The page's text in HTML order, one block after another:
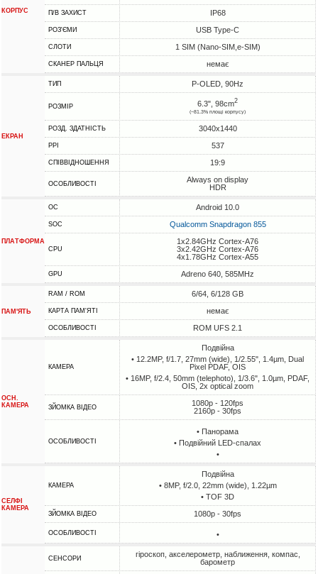
КОРПУС П/В ЗАХИСТ IP68
РОЗ'ЄМИ USB Type-C
СЛОТИ 1 SIM (Nano-SIM,e-SIM)
СКАНЕР ПАЛЬЦЯ немає
ЕКРАН
ТИП P-OLED, 90Hz
РОЗМІР 6.3", 98cm2
(~81.3% площі корпусу)
РОЗД. ЗДАТНІСТЬ 3040x1440
PPI 537
СПІВВІДНОШЕННЯ 19:9
ОСОБЛИВОСТІ
Always on display
HDR
ПЛАТФОРМА
ОС Android 10.0
SOC Qualcomm Snapdragon 855
CPU
1x2.84GHz Cortex-A76
3x2.42GHz Cortex-A76
4x1.78GHz Cortex-A55
GPU Adreno 640, 585MHz
ПАМ'ЯТЬ
RAM / ROM 6/64, 6/128 GB
КАРТА ПАМ'ЯТІ немає
ОСОБЛИВОСТІ ROM UFS 2.1
ОСН.
КАМЕРА
КАМЕРА
Подвійна
• 12.2MP, f/1.7, 27mm (wide), 1/2.55", 1.4µm, Dual
Pixel PDAF, OIS
• 16MP, f/2.4, 50mm (telephoto), 1/3.6", 1.0µm, PDAF,
OIS, 2x optical zoom
ЗЙОМКА ВІДЕО
1080p - 120fps
2160p - 30fps
ОСОБЛИВОСТІ
• Панорама
• Подвійний LED-спалах
•
СЕЛФІ
КАМЕРА
КАМЕРА
Подвійна
• 8MP, f/2.0, 22mm (wide), 1.22µm
• TOF 3D
ЗЙОМКА ВІДЕО 1080p - 30fps
ОСОБЛИВОСТІ •
СЕНСОРИ
гіроскоп, акселерометр, наближення, компас,
барометр